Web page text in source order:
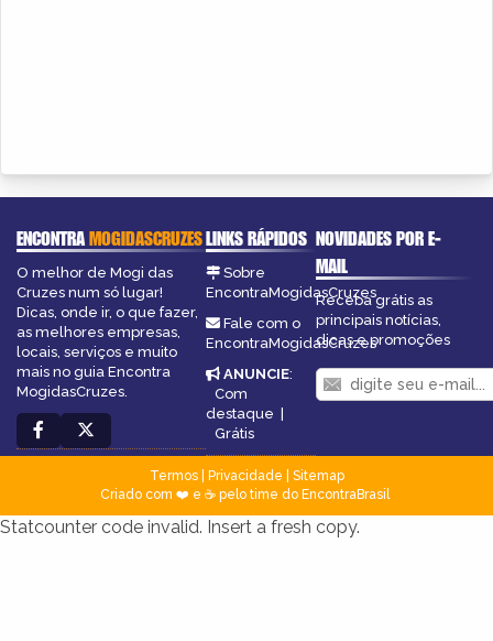
ENCONTRAMOGIDASCRUZES
O melhor de Mogi das
Cruzes num só lugar!
Dicas, onde ir, o que fazer,
as melhores empresas,
locais, serviços e muito
mais no guia Encontra
MogidasCruzes.
LINKS RÁPIDOS
Sobre
EncontraMogidasCruzes
Fale com o
EncontraMogidasCruzes
ANUNCIE:
Com
destaque |
Grátis
NOVIDADES POR E-
MAIL
Receba grátis as
principais notícias,
dicas e promoções
Termos| Privacidade
Sitemap
Criado com ❤️ e ☕ pelo time do EncontraBrasil
Statcounter code invalid. Insert a fresh copy.